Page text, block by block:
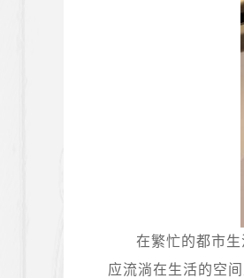
在繁忙的都市
应流淌在生活的空